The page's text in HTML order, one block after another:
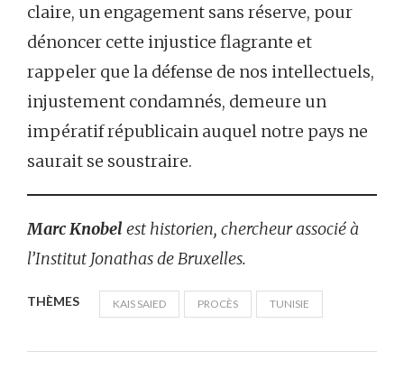
claire, un engagement sans réserve, pour
dénoncer cette injustice flagrante et
rappeler que la défense de nos intellectuels,
injustement condamnés, demeure un
impératif républicain auquel notre pays ne
saurait se soustraire.
Marc Knobel est historien, chercheur associé à
l’Institut Jonathas de Bruxelles.
THÈMES KAIS SAIED PROCÈS TUNISIE